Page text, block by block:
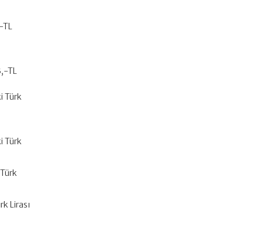
TL
TL
Türk
Türk
Lirası